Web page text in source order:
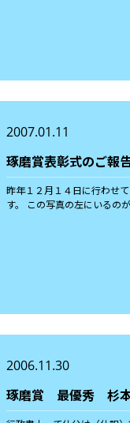
2007.01.11
琢磨賞表彰式のご報
昨年１２月１４日に行わせ
す。 この写真の左にいるの
2006.11.30
琢磨賞 最優秀 杉